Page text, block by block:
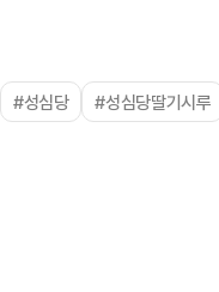
#성심당 #성심당딸기시루